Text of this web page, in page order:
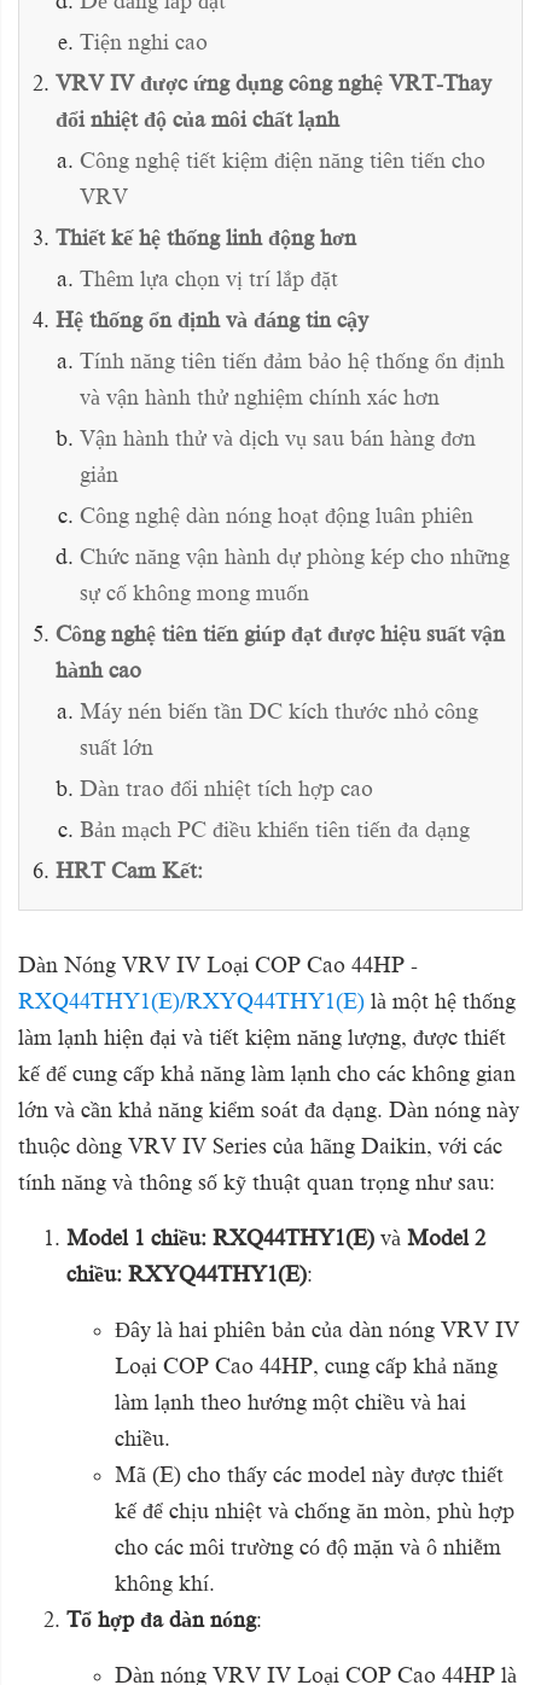
Tiện nghi cao
VRV IV được ứng dụng công nghệ VRT-Thay
đổi nhiệt độ của môi chất lạnh
Công nghệ tiết kiệm điện năng tiên tiến cho
VRV
Thiết kế hệ thống linh động hơn
Thêm lựa chọn vị trí lắp đặt
Hệ thống ổn định và đáng tin cậy
Tính năng tiên tiến đảm bảo hệ thống ổn định
và vận hành thử nghiệm chính xác hơn
Vận hành thử và dịch vụ sau bán hàng đơn
giản
Công nghệ dàn nóng hoạt động luân phiên
Chức năng vận hành dự phòng kép cho những
sự cố không mong muốn
Công nghệ tiên tiến giúp đạt được hiệu suất vận
hành cao
Máy nén biến tần DC kích thước nhỏ công
suất lớn
Dàn trao đổi nhiệt tích hợp cao
Bản mạch PC điều khiển tiên tiến đa dạng
HRT Cam Kết:
Dàn Nóng VRV IV Loại COP Cao 44HP -
RXQ44THY1(E)/RXYQ44THY1(E) là một hệ thống
làm lạnh hiện đại và tiết kiệm năng lượng, được thiết
kế để cung cấp khả năng làm lạnh cho các không gian
lớn và cần khả năng kiểm soát đa dạng. Dàn nóng này
thuộc dòng VRV IV Series của hãng Daikin, với các
tính năng và thông số kỹ thuật quan trọng như sau:
Model 1 chiều: RXQ44THY1(E) và Model 2
chiều: RXYQ44THY1(E):
Đây là hai phiên bản của dàn nóng VRV IV
Loại COP Cao 44HP, cung cấp khả năng
làm lạnh theo hướng một chiều và hai
chiều.
Mã (E) cho thấy các model này được thiết
kế để chịu nhiệt và chống ăn mòn, phù hợp
cho các môi trường có độ mặn và ô nhiễm
không khí.
Tổ hợp đa dàn nóng:
Dàn nóng VRV IV Loại COP Cao 44HP là